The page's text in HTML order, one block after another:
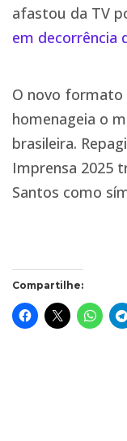
afastou da TV
em decorrência
O novo
homenageia o
brasileira.
Imprensa 2025
Santos como
Compartilhe: